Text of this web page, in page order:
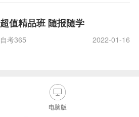
超值精品班 随报随学
自考365 2022-01-16
电脑版